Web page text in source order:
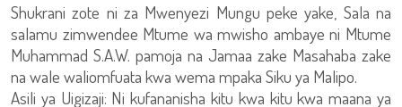
Shukrani zote ni za Mwenyezi Mungu peke yake, Sala na
salamu zimwendee Mtume wa mwisho ambaye ni Mtume
Muhammad S.A.W. pamoja na Jamaa zake Masahaba zake
na wale waliomfuata kwa wema mpaka Siku ya Malipo.
Asili ya Uigizaji: Ni kufananisha kitu kwa kitu kwa maana ya